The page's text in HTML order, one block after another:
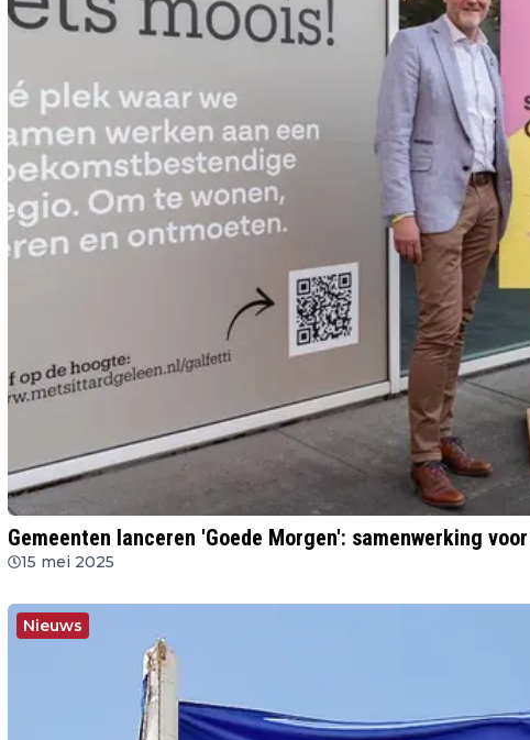
Gemeenten lanceren 'Goede Morgen': samenwerking
15 mei 2025
Nieuws